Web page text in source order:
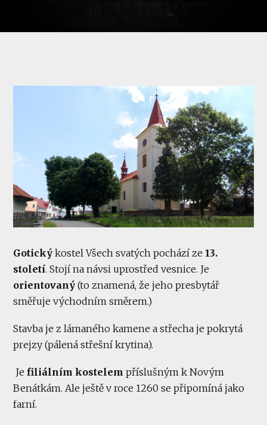
Gotický kostel Všech svatých pochází ze13.
století. Stojí na návsi uprostřed vesnice. Je
orientovaný (to znamená, že jeho presbytář
směřuje východním směrem.)
Stavba je z lámaného kamene a střecha je pokrytá
prejzy (pálená střešní krytina).
Jefiliálním kostelem příslušným k Novým
Benátkám. Ale ještě v roce 1260 se připomíná jako
farní.